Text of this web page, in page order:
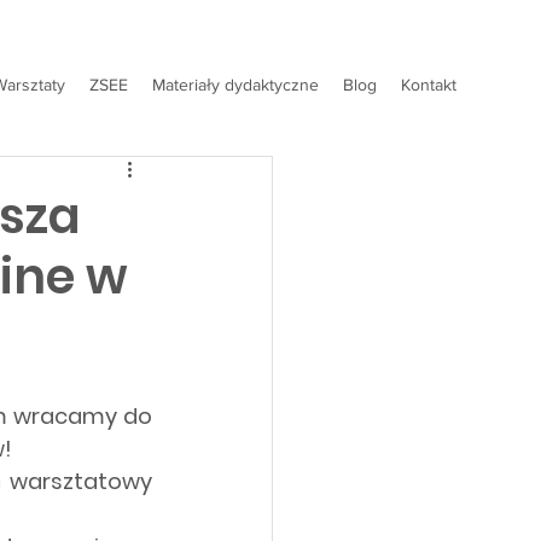
ZSEE Materiały dydaktyczne Blog Kontakt
w
wracamy do
warsztatowy